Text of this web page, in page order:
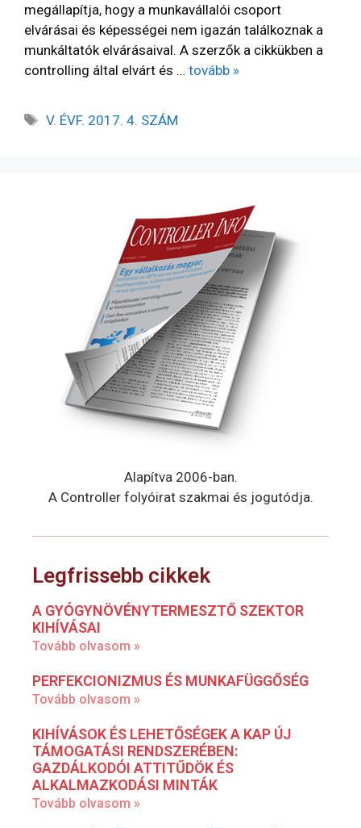
megállapítja, hogy a munkavállalói csoport
elvárásai és képességei nem igazán találkoznak a
munkáltatók elvárásaival. A szerzők a cikkükben a
controlling által elvárt és … tovább »
V. ÉVF. 2017. 4. SZÁM
Alapítva 2006-ban.
A Controller folyóirat szakmai és jogutódja.
Legfrissebb cikkek
A GYÓGYNÖVÉNYTERMESZTŐ SZEKTOR
KIHÍVÁSAI
Tovább olvasom »
PERFEKCIONIZMUS ÉS MUNKAFÜGGŐSÉG
Tovább olvasom »
KIHÍVÁSOK ÉS LEHETŐSÉGEK A KAP ÚJ
TÁMOGATÁSI RENDSZERÉBEN:
GAZDÁLKODÓI ATTITŰDÖK ÉS
ALKALMAZKODÁSI MINTÁK
Tovább olvasom »